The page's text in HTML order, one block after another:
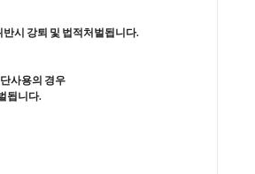
시 강퇴 및 법적처벌됩니다.
사용의 경우
됩니다.